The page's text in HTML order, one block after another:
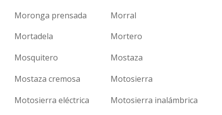
Moronga prensada
Morral
Mortadela
Mortero
Mosquitero
Mostaza
Mostaza cremosa
Motosierra
Motosierra eléctrica
Motosierra inalámbrica